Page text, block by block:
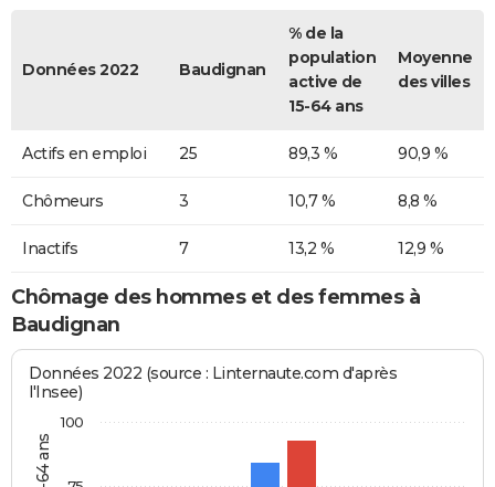
Données 2022 Baudignan
% de la
population
active de
15-64 ans
Moyenne
des villes
Actifs en emploi 25 89,3 % 90,9 %
Chômeurs 3 10,7 % 8,8 %
Inactifs 7 13,2 % 12,9 %
Chômage des hommes et des femmes à
Baudignan
Données 2022 (source : Linternaute.com d'après
l'Insee)
100